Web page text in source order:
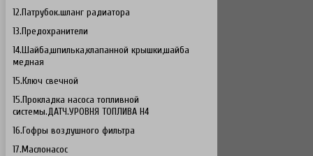
12.Патрубок.шланг радиатора
13.Предохранители
14.Шайба,шпилька,клапанной крышки,шайба
медная
15.Ключ свечной
15.Прокладка насоса топливной
системы.ДАТЧ.УРОВНЯ ТОПЛИВА H4
16.Гофры воздушного фильтра
17.Маслонасос